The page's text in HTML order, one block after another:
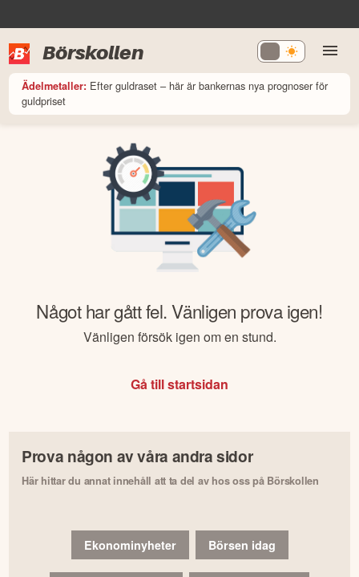
Börskollen
Ädelmetaller: Efter guldraset – här är bankernas nya prognoser för
guldpriset
Något har gått fel. Vänligen prova igen!
Vänligen försök igen om en stund.
Gå till startsidan
Prova någon av våra andra sidor
Här hittar du annat innehåll att ta del av hos oss på Börskollen
Ekonominyheter Börsen idag